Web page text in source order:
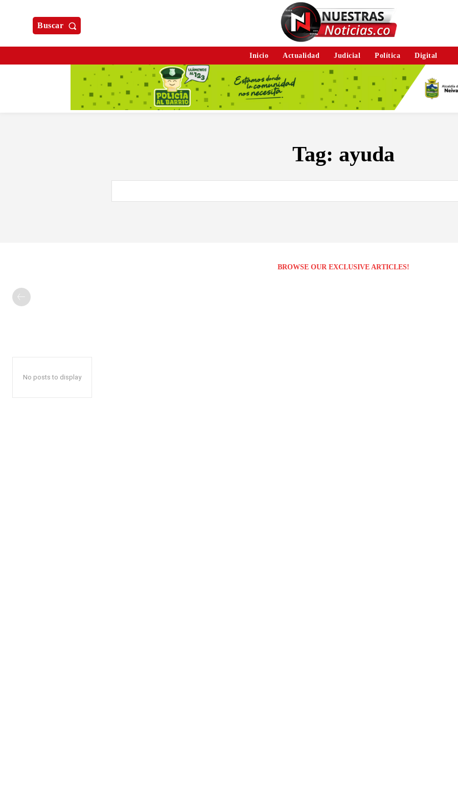
Buscar
Inicio Actualidad Judicial Política Digital
Tag: ayuda
BROWSE OUR EXCLUSIVE ARTICLES!
No posts to display